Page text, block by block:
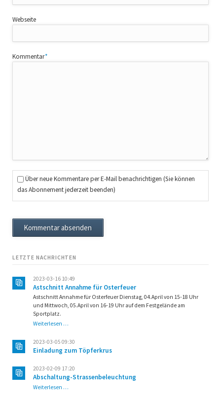
Webseite
Pflichtfeld
Kommentar*
Über neue Kommentare per E-Mail benachrichtigen (Sie können
das Abonnement jederzeit beenden)
Kommentar absenden
LETZTE NACHRICHTEN
2023-03-16 10:49
Astschnitt Annahme für Osterfeuer
Astschnitt Annahme für Osterfeuer Dienstag, 04.April von 15-18 Uhr
und Mittwoch, 05.April von 16-19 Uhr auf dem Festgelände am
Sportplatz.
Weiterlesen …Astschnitt
für
Osterfeuer
2023-03-05 09:30
Einladung zum Töpferkrus
2023-02-09 17:20
Abschaltung-Strassenbeleuchtung
Weiterlesen …